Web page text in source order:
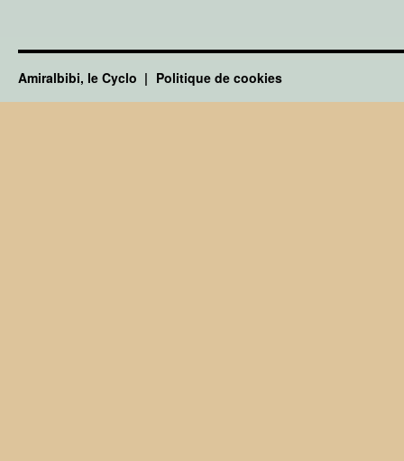
Amiralbibi, le Cyclo Politique de cookies